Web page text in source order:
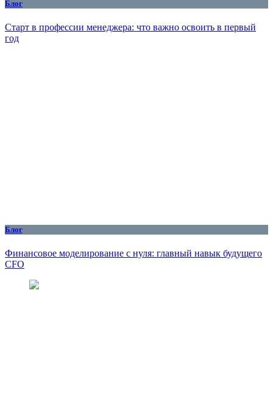
Блог
Старт в профессии менеджера: что важно освоить в первый
год
Блог
Финансовое моделирование с нуля: главный навык будущего
CFO